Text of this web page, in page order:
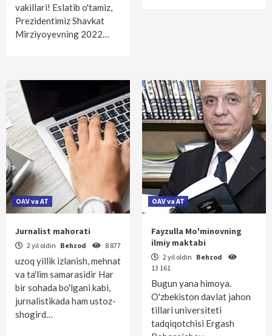
vakillari! Eslatib o'tamiz,
Prezidentimiz Shavkat
Mirziyoyevning 2022…
OAV va AT
Jurnalist mahorati
2 yil oldin Behzod 8 877
uzoq yillik izlanish, mehnat
va ta'lim samarasidir Har
bir sohada bo'lgani kabi,
jurnalistikada ham ustoz-
shogird…
OAV va AT
Fayzulla Mo'minovning
ilmiy maktabi
2 yil oldin Behzod
13 161
Bugun yana himoya.
O'zbekiston davlat jahon
tillari universiteti
tadqiqotchisi Ergash